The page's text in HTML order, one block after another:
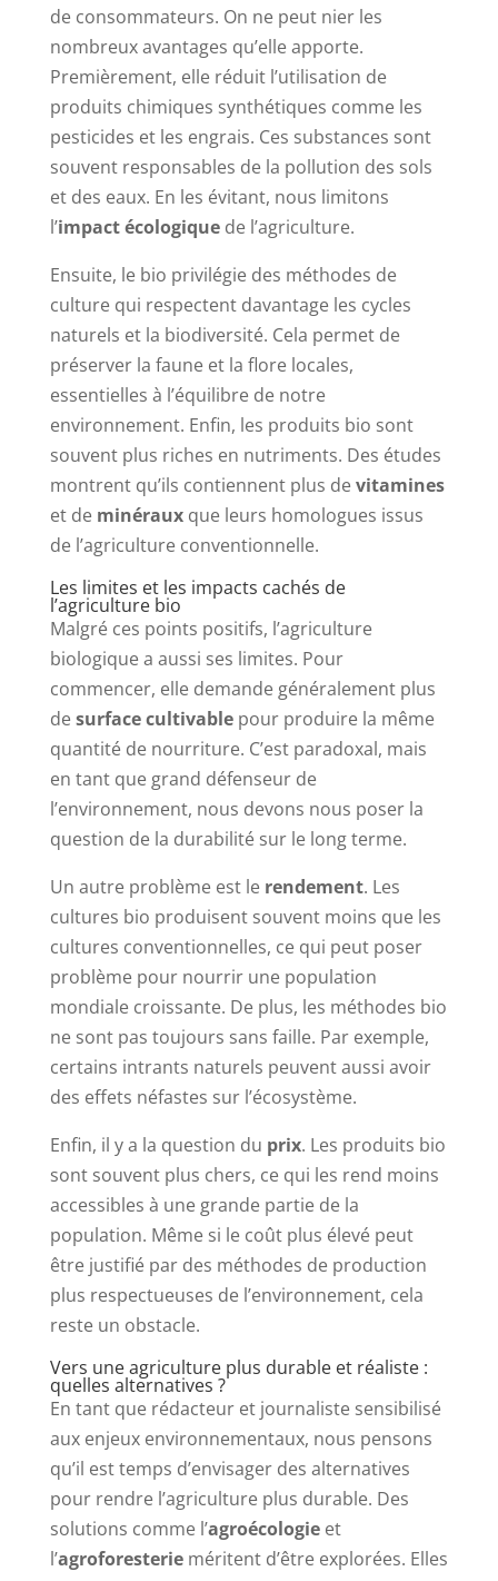
de consommateurs. On ne peut nier les
nombreux avantages qu’elle apporte.
Premièrement, elle réduit l’utilisation de
produits chimiques synthétiques comme les
pesticides et les engrais. Ces substances sont
souvent responsables de la pollution des sols
et des eaux. En les évitant, nous limitons
l’impact écologiquede l’agriculture.
Ensuite, le bio privilégie des méthodes de
culture qui respectent davantage les cycles
naturels et la biodiversité. Cela permet de
préserver la faune et la flore locales,
essentielles à l’équilibre de notre
environnement. Enfin, les produits bio sont
souvent plus riches en nutriments. Des études
montrent qu’ils contiennent plus devitamines
et de minérauxque leurs homologues issus
de l’agriculture conventionnelle.
Les limites et les impacts cachés de
l’agriculture bio
Malgré ces points positifs, l’agriculture
biologique a aussi ses limites. Pour
commencer, elle demande généralement plus
desurface cultivablepour produire la même
quantité de nourriture. C’est paradoxal, mais
en tant que grand défenseur de
l’environnement, nous devons nous poser la
question de la durabilité sur le long terme.
Un autre problème est le rendement. Les
cultures bio produisent souvent moins que les
cultures conventionnelles, ce qui peut poser
problème pour nourrir une population
mondiale croissante. De plus, les méthodes bio
ne sont pas toujours sans faille. Par exemple,
certains intrants naturels peuvent aussi avoir
des effets néfastes sur l’écosystème.
Enfin, il y a la question du prix. Les produits bio
sont souvent plus chers, ce qui les rend moins
accessibles à une grande partie de la
population. Même si le coût plus élevé peut
être justifié par des méthodes de production
plus respectueuses de l’environnement, cela
reste un obstacle.
Vers une agriculture plus durable et réaliste :
quelles alternatives ?
En tant que rédacteur et journaliste sensibilisé
aux enjeux environnementaux, nous pensons
qu’il est temps d’envisager des alternatives
pour rendre l’agriculture plus durable. Des
solutions comme l’agroécologieet
l’agroforesterieméritent d’être explorées. Elles